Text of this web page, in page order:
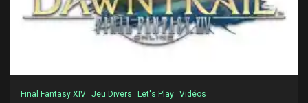
Final Fantasy XIV Jeu Divers Let's Play Vidéos